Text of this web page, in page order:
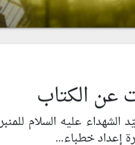
عن الكتاب
الشهداء عليه السلام
إعداد خطباء...